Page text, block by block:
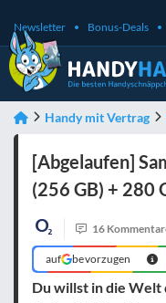
Newsletter Bonus-Deals
Handy mit Vertrag
[Abgelaufen]
(256 GB) + 280
16
auf bevorzugen
Du willst in die Welt